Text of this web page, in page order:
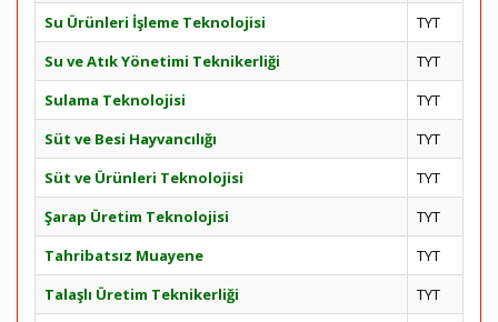
Su Ürünleri İşleme Teknolojisi
TYT
Su ve Atık Yönetimi Teknikerliği
TYT
Sulama Teknolojisi
TYT
Süt ve Besi Hayvancılığı
TYT
Süt ve Ürünleri Teknolojisi
TYT
Şarap Üretim Teknolojisi
TYT
Tahribatsız Muayene
TYT
Talaşlı Üretim Teknikerliği
TYT